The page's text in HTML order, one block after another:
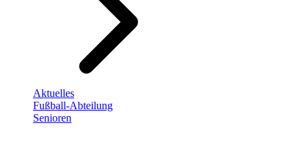
Aktuelles
Fußball-Abteilung
Senioren